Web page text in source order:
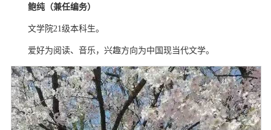
鲍纯（兼任编务）
文学院21级本科生。
爱好为阅读、音乐，兴趣方向为中国现当代文学。